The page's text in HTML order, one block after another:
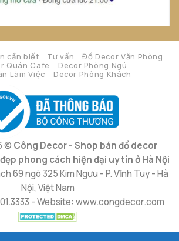
cần biết Tư vấn
Đồ Decor Văn Phòng
Quán Cafe
Decor Phòng Ngủ
Làm Việc
Decor Phòng Khách
© Công Decor - Shop bán đồ decor
phong cách hiện đại uy tín ở Hà Nội
69 ngõ 325 Kim Ngưu - P. Vĩnh Tuy - Hà
Nội, Việt Nam
- Website: www.congdecor.com